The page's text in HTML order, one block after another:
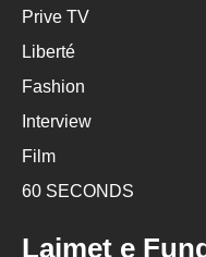
Prive TV
Liberté
Fashion
Interview
Film
60 SECONDS
Lajmet e